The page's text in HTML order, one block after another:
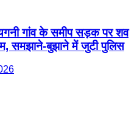
गांव के समीप सड़क पर शव
समझाने-बुझाने में जुटी पुलिस